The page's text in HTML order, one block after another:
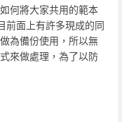
何將大家共用的範本
前面上有許多現成的同
為備份使用，所以無
來做處理，為了以防